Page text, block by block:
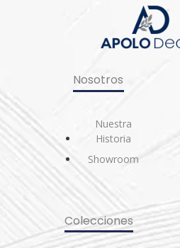
Nosotros
Nuestra
Historia
Showroom
Colecciones